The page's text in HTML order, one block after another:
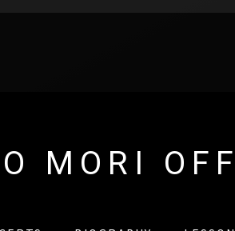
MORI